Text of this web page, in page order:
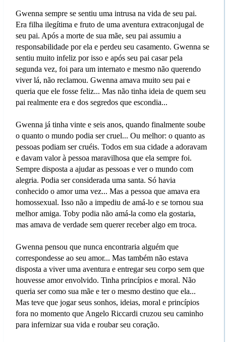
Gwenna sempre se sentiu uma intrusa na vida de seu pai.
Era filha ilegítima e fruto de uma aventura extraconjugal de
seu pai. Após a morte de sua mãe, seu pai assumiu a
responsabilidade por ela e perdeu seu casamento. Gwenna se
sentiu muito infeliz por isso e após seu pai casar pela
segunda vez, foi para um internato e mesmo não querendo
viver lá, não reclamou. Gwenna amava muito seu pai e
queria que ele fosse feliz... Mas não tinha ideia de quem seu
pai realmente era e dos segredos que escondia...
Gwenna já tinha vinte e seis anos, quando finalmente soube
o quanto o mundo podia ser cruel... Ou melhor: o quanto as
pessoas podiam ser cruéis. Todos em sua cidade a adoravam
e davam valor à pessoa maravilhosa que ela sempre foi.
Sempre disposta a ajudar as pessoas e ver o mundo com
alegria. Podia ser considerada uma santa. Só havia
conhecido o amor uma vez... Mas a pessoa que amava era
homossexual. Isso não a impediu de amá-lo e se tornou sua
melhor amiga. Toby podia não amá-la como ela gostaria,
mas amava de verdade sem querer receber algo em troca.
Gwenna pensou que nunca encontraria alguém que
correspondesse ao seu amor... Mas também não estava
disposta a viver uma aventura e entregar seu corpo sem que
houvesse amor envolvido. Tinha princípios e moral. Não
queria ser como sua mãe e ter o mesmo destino que ela...
Mas teve que jogar seus sonhos, ideias, moral e princípios
fora no momento que Angelo Riccardi cruzou seu caminho
para infernizar sua vida e roubar seu coração.